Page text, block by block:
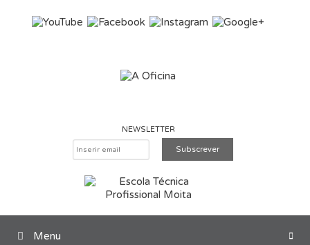
NEWSLETTER
Pesquisar
Menu